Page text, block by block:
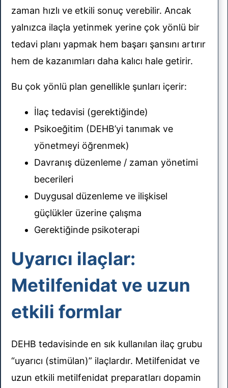
zaman hızlı ve etkili sonuç verebilir. Ancak
yalnızca ilaçla yetinmek yerine çok yönlü bir
tedavi planı yapmak hem başarı şansını artırır
hem de kazanımları daha kalıcı hale getirir.
Bu çok yönlü plan genellikle şunları içerir:
İlaç tedavisi (gerektiğinde)
Psikoeğitim (DEHB’yi tanımak ve
yönetmeyi öğrenmek)
Davranış düzenleme / zaman yönetimi
becerileri
Duygusal düzenleme ve ilişkisel
güçlükler üzerine çalışma
Gerektiğinde psikoterapi
Uyarıcı ilaçlar:
Metilfenidat ve uzun
etkili formlar
DEHB tedavisinde en sık kullanılan ilaç grubu
“uyarıcı (stimülan)” ilaçlardır. Metilfenidat ve
uzun etkili metilfenidat preparatları dopamin